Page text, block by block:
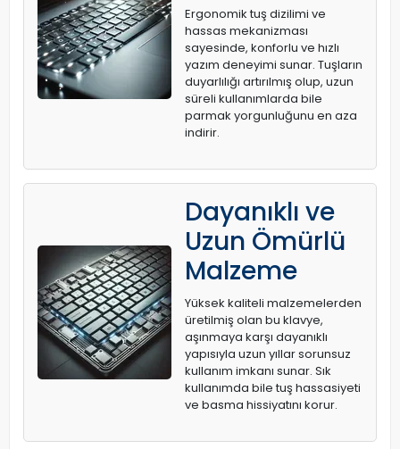
Ergonomik tuş dizilimi ve
hassas mekanizması
sayesinde, konforlu ve hızlı
yazım deneyimi sunar. Tuşların
duyarlılığı artırılmış olup, uzun
süreli kullanımlarda bile
parmak yorgunluğunu en aza
indirir.
Dayanıklı ve
Uzun Ömürlü
Malzeme
Yüksek kaliteli malzemelerden
üretilmiş olan bu klavye,
aşınmaya karşı dayanıklı
yapısıyla uzun yıllar sorunsuz
kullanım imkanı sunar. Sık
kullanımda bile tuş hassasiyeti
ve basma hissiyatını korur.